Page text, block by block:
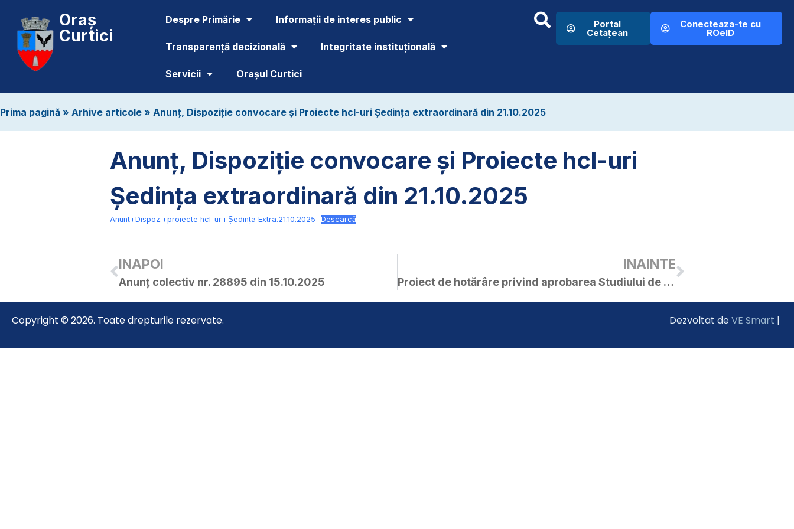
Oraș
Curtici
Despre Primărie Informații de interes public
Transparență decizională Integritate instituțională
Servicii Orașul Curtici
Portal
Cetațean
Conecteaza-te cu
ROeID
Prima pagină » Arhive articole » Anunț, Dispoziție convocare și Proiecte hcl-uri Ședința extraordinară din 21.10.2025
Anunț, Dispoziție convocare și Proiecte hcl-uri
Ședința extraordinară din 21.10.2025
Anunt+Dispoz.+proiecte hcl-ur i Ședința Extra.21.10.2025 Descarcă
INAPOI
Anunț colectiv nr. 28895 din 15.10.2025
INAINTE
Proiect de hotărâre privind aprobarea Studiului de oportunitate și a formei de delegare a serviciilor de transport public de călători în cadrul Asociației de Dezvoltare Intercomunitară de Transport Public Arad
Copyright © 2026. Toate drepturile rezervate. Dezvoltat deVE Smart |